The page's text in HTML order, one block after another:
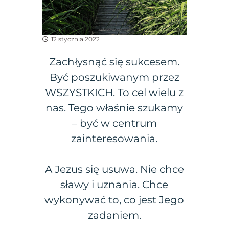
12 stycznia 2022
Zachłysnąć się sukcesem.
Być poszukiwanym przez
WSZYSTKICH. To cel wielu z
nas. Tego właśnie szukamy
– być w centrum
zainteresowania.
A Jezus się usuwa. Nie chce
sławy i uznania. Chce
wykonywać to, co jest Jego
zadaniem.